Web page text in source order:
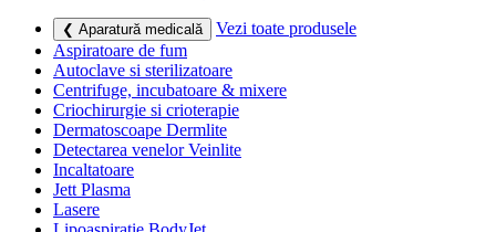
❮ Aparatură medicală
Vezi toate produsele
Aspiratoare de fum
Autoclave si sterilizatoare
Centrifuge, incubatoare & mixere
Criochirurgie si crioterapie
Dermatoscoape Dermlite
Detectarea venelor Veinlite
Incaltatoare
Jett Plasma
Lasere